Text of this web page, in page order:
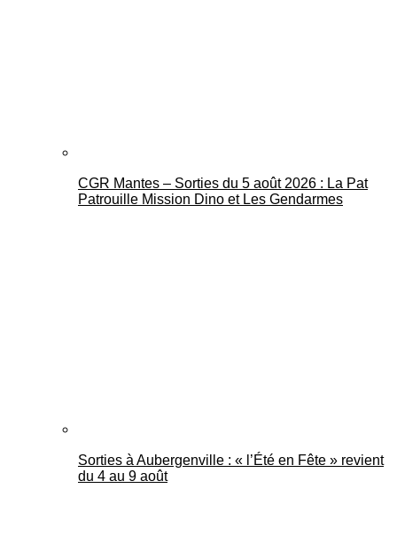
CGR Mantes – Sorties du 5 août 2026 : La Pat
Patrouille Mission Dino et Les Gendarmes
Sorties à Aubergenville : « l’Été en Fête » revient
du 4 au 9 août